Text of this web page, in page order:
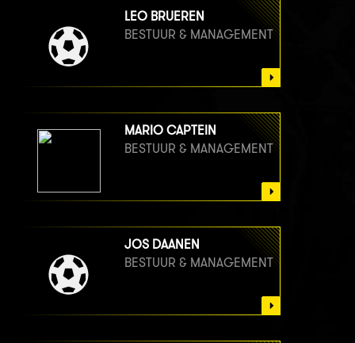
LEO BRUEREN
BESTUUR & MANAGEMENT
MARIO CAPTEIN
BESTUUR & MANAGEMENT
JOS DAANEN
BESTUUR & MANAGEMENT